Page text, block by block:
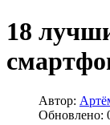
18
Автор:
Обновлено: